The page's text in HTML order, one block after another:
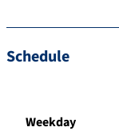
Schedule
Weekday